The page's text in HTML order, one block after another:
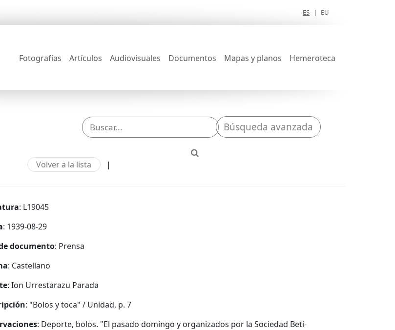
ES | EU
Fotografías Artículos Audiovisuales Documentos Mapas y planos Hemeroteca
Búsqueda avanzada
Volver a la lista |
: L19045
: 1939-08-29
documento: Prensa
: Castellano
: Ion Urrestarazu Parada
: "Bolos y toca" / Unidad, p. 7
: Deporte, bolos. "El pasado domingo y organizados por la Sociedad Beti-